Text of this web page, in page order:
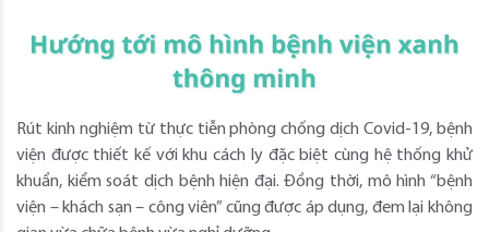
Rút kinh nghiệm từ thực tiễn phòng chống dịch Covid-19, bệnh
viện được thiết kế với khu cách ly đặc biệt cùng hệ thống khử
khuẩn, kiểm soát dịch bệnh hiện đại. Đồng thời, mô hình “bệnh
viện – khách sạn – công viên” cũng được áp dụng, đem lại không